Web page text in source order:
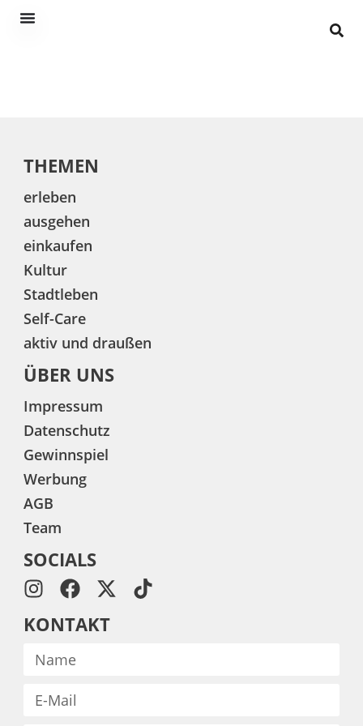
THEMEN
erleben
ausgehen
einkaufen
Kultur
Stadtleben
Self-Care
aktiv und draußen
ÜBER UNS
Impressum
Datenschutz
Gewinnspiel
Werbung
AGB
Team
SOCIALS
KONTAKT